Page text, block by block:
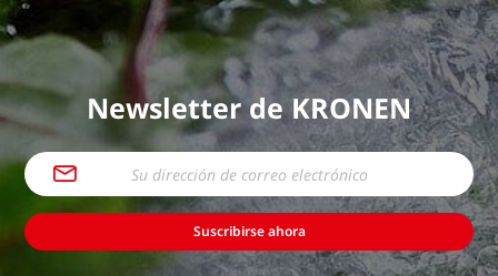
Newsletter de KRONEN
Suscribirse ahora